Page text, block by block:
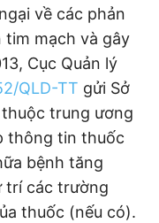
về các phản
mạch và gây
Cục Quản lý
QLD-TT gửi Sở
trung ương
thông tin thuốc
bệnh tăng
trí các trường
thuốc (nếu có).